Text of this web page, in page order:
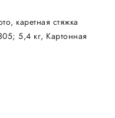
каретная стяжка
5,4 кг, Картонная